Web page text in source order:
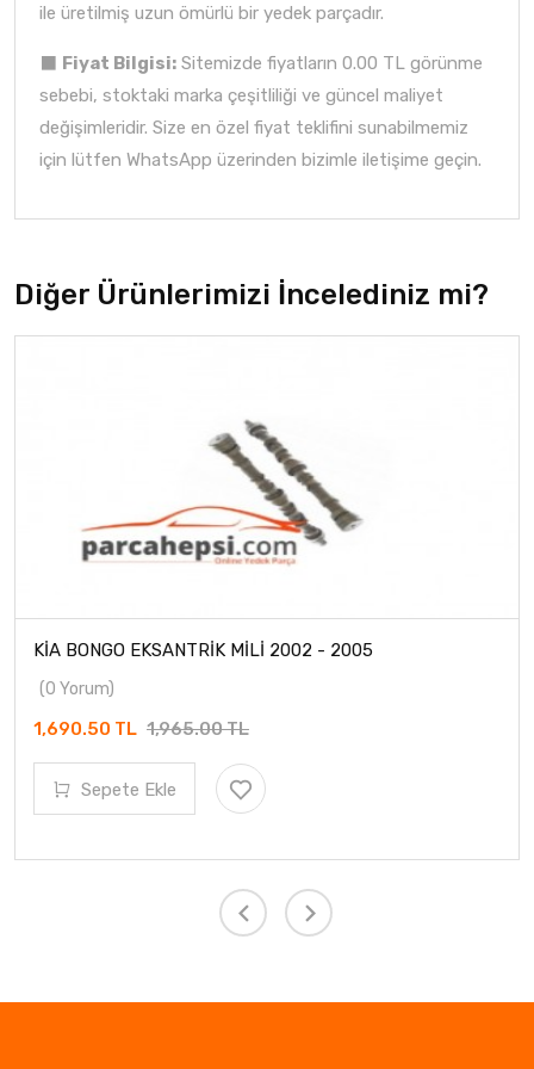
ile üretilmiş uzun ömürlü bir yedek parçadır.
⬛ Fiyat Bilgisi: Sitemizde fiyatların 0.00 TL görünme
sebebi, stoktaki marka çeşitliliği ve güncel maliyet
değişimleridir. Size en özel fiyat teklifini sunabilmemiz
için lütfen WhatsApp üzerinden bizimle iletişime geçin.
Diğer Ürünlerimizi İncelediniz mi?
KİA BONGO EKSANTRİK MİLİ 2002 - 2005
(0 Yorum)
1,690.50 TL 1,965.00 TL
Sepete Ekle